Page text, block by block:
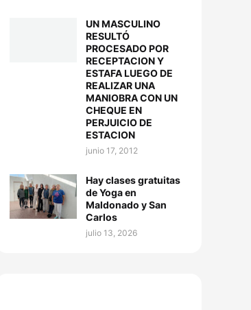
UN MASCULINO
RESULTÓ
PROCESADO POR
RECEPTACION Y
ESTAFA LUEGO DE
REALIZAR UNA
MANIOBRA CON UN
CHEQUE EN
PERJUICIO DE
ESTACION
junio 17, 2012
Hay clases gratuitas
de Yoga en
Maldonado y San
Carlos
julio 13, 2026